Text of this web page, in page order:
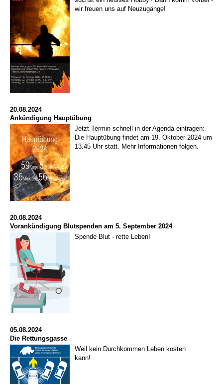
wir freuen uns auf Neuzugänge!
20.08.2024
Ankündigung Hauptübung
Jetzt Termin schnell in der Agenda eintragen:
Die Hauptübung findet am 19. Oktober 2024 um
13.45 Uhr statt. Mehr Informationen folgen.
20.08.2024
Vorankündigung Blutspenden am 5. September 2024
Spende Blut - rette Leben!
05.08.2024
Die Rettungsgasse
Weil kein Durchkommen Leben kosten
kann!